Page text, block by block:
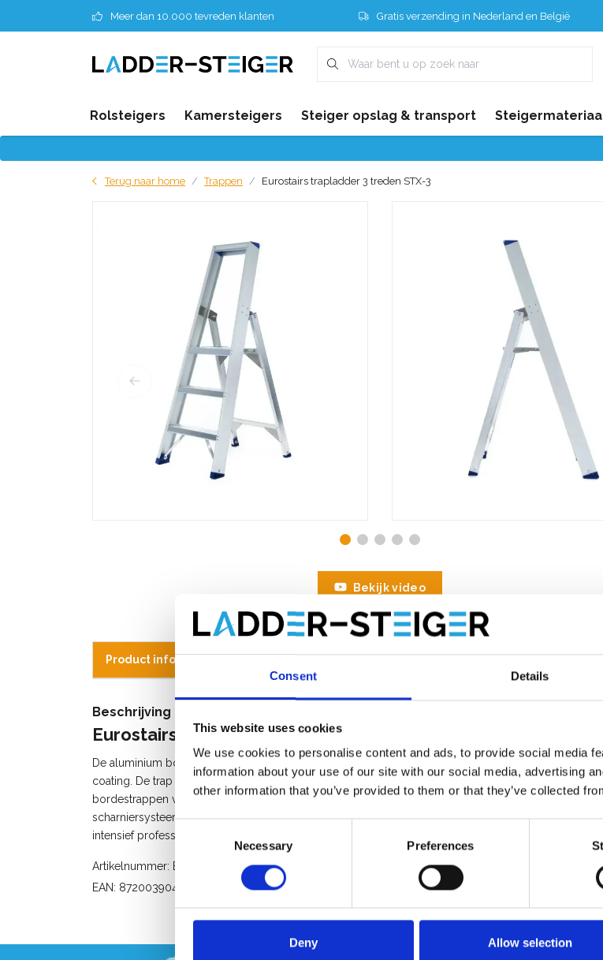
Consent Details
This website uses cookies
We use cookies to personalise content and ads, to provide social media
information about your use of our site with our social media, advertising
other information that you’ve provided to them or that they’ve collected
Necessary Preferences
Deny Allow selection
Meer dan 10.000 tevreden klanten Gratis verzending in Nederland en België
Rolsteigers Kamersteigers Steiger opslag & transport
Terug naar home Trappen Eurostairs trapladder 3 treden STX-3
Bekijk video
Product informatie
Beschrijving
Eurostairs professionele trapladder met 3 treden
De aluminium bordestrap met 3 treden van Eurostairs is licht van gewicht en voorzien van een
coating. De trap heeft een handig gereedschapsbakje voor kleine gereedschappen. De professionele
bordestrappen van Eurostairs zijn voorzien van een dubbel profiel voor extra stevigheid. Dankzij
scharniersysteem is de bordestrap eenvoudig inklapbaar. Deze gebruiksvriendelijke bordestrap is
intensief professioneel gebruik of als huishoudtrap in en rond het huis.
Artikelnummer: ES10060075
EAN: 8720039044913